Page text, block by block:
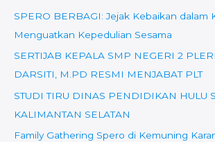
:
SPERO BERBAGI: Jejak Kebaikan dalam
Menguatkan Kepedulian Sesama
SERTIJAB KEPALA SMP NEGERI 2
DARSITI, M.PD RESMI MENJABAT PLT
STUDI TIRU DINAS PENDIDIKAN HULU
KALIMANTAN SELATAN
Family Gathering Spero di Kemuning